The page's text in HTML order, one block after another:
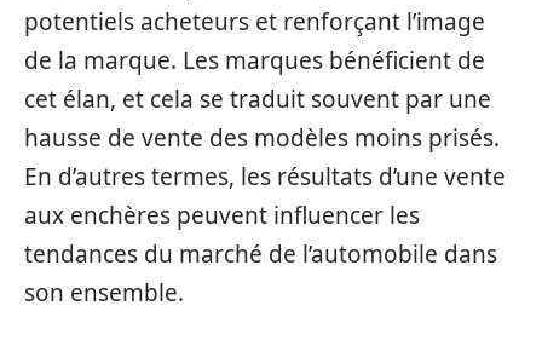
potentiels acheteurs et renforçant l’image
de la marque. Les marques bénéficient de
cet élan, et cela se traduit souvent par une
hausse de vente des modèles moins prisés.
En d’autres termes, les résultats d’une vente
aux enchères peuvent influencer les
tendances du marché de l’automobile dans
son ensemble.